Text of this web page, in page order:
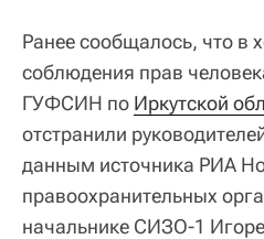
Ранее сообщалось, что в
соблюдения прав
ГУФСИН по Иркутской
отстранили
данным источника РИА
правоохранительных
начальнике СИЗО-1